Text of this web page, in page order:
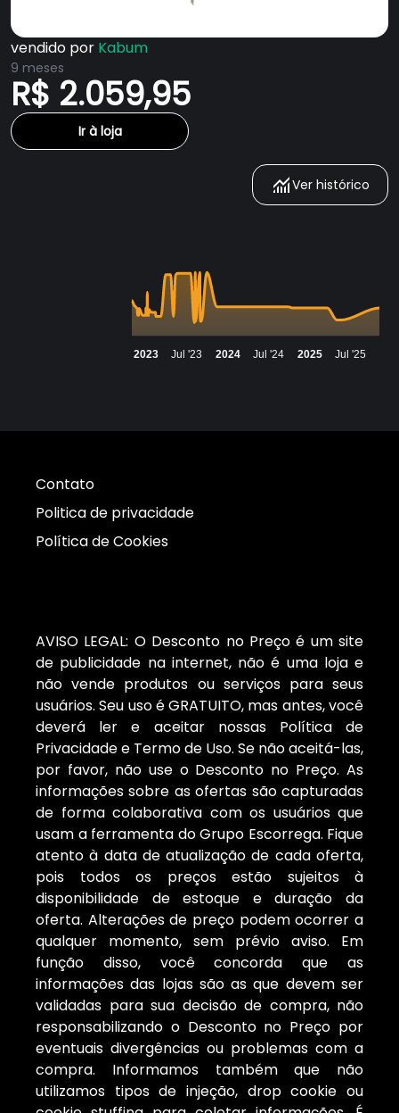
vendido por Kabum
9 meses
R$ 2.059,95
Ir à loja
Ver histórico
2023 Jul '23 2024 Jul '24 2025 Jul '25
Contato
Politica de privacidade
Política de Cookies
AVISO LEGAL: O Desconto no Preço é um site
de publicidade na internet, não é uma loja e
não vende produtos ou serviços para seus
usuários. Seu uso é GRATUITO, mas antes, você
deverá ler e aceitar nossas Política de
Privacidade e Termo de Uso. Se não aceitá-las,
por favor, não use o Desconto no Preço. As
informações sobre as ofertas são capturadas
de forma colaborativa com os usuários que
usam a ferramenta do Grupo Escorrega. Fique
atento à data de atualização de cada oferta,
pois todos os preços estão sujeitos à
disponibilidade de estoque e duração da
oferta. Alterações de preço podem ocorrer a
qualquer momento, sem prévio aviso. Em
função disso, você concorda que as
informações das lojas são as que devem ser
validadas para sua decisão de compra, não
responsabilizando o Desconto no Preço por
eventuais divergências ou problemas com a
compra. Informamos também que não
utilizamos tipos de injeção, drop cookie ou